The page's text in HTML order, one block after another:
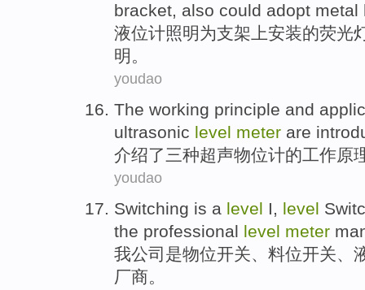
bracket, also could adopt metal
液位计照明为支架 上安装的荧光
明。
youdao
The working principle and
ultrasonic level meter are
介绍了三种超声物位计的工作原
youdao
Switching is a level I, level
the professional level meter
我公司 是物位开关、料位开关、
厂商。